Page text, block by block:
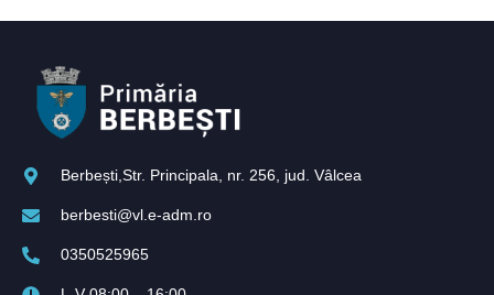
Berbești,Str. Principala, nr. 256, jud. Vâlcea
berbesti@vl.e-adm.ro
0350525965